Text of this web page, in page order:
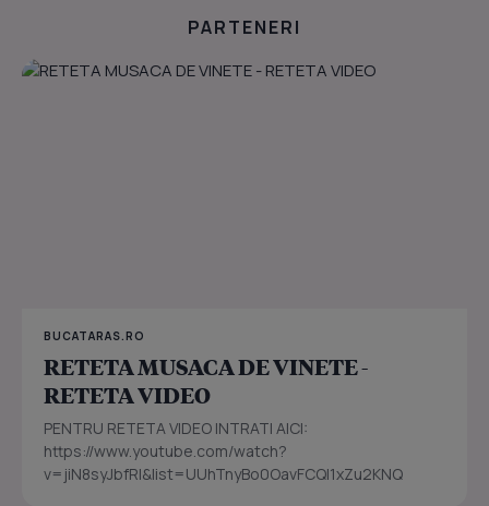
PARTENERI
BUCATARAS.RO
RETETA MUSACA DE VINETE -
RETETA VIDEO
PENTRU RETETA VIDEO INTRATI AICI:
https://www.youtube.com/watch?
v=jiN8syJbfRI&list=UUhTnyBo0OavFCQl1xZu2KNQ